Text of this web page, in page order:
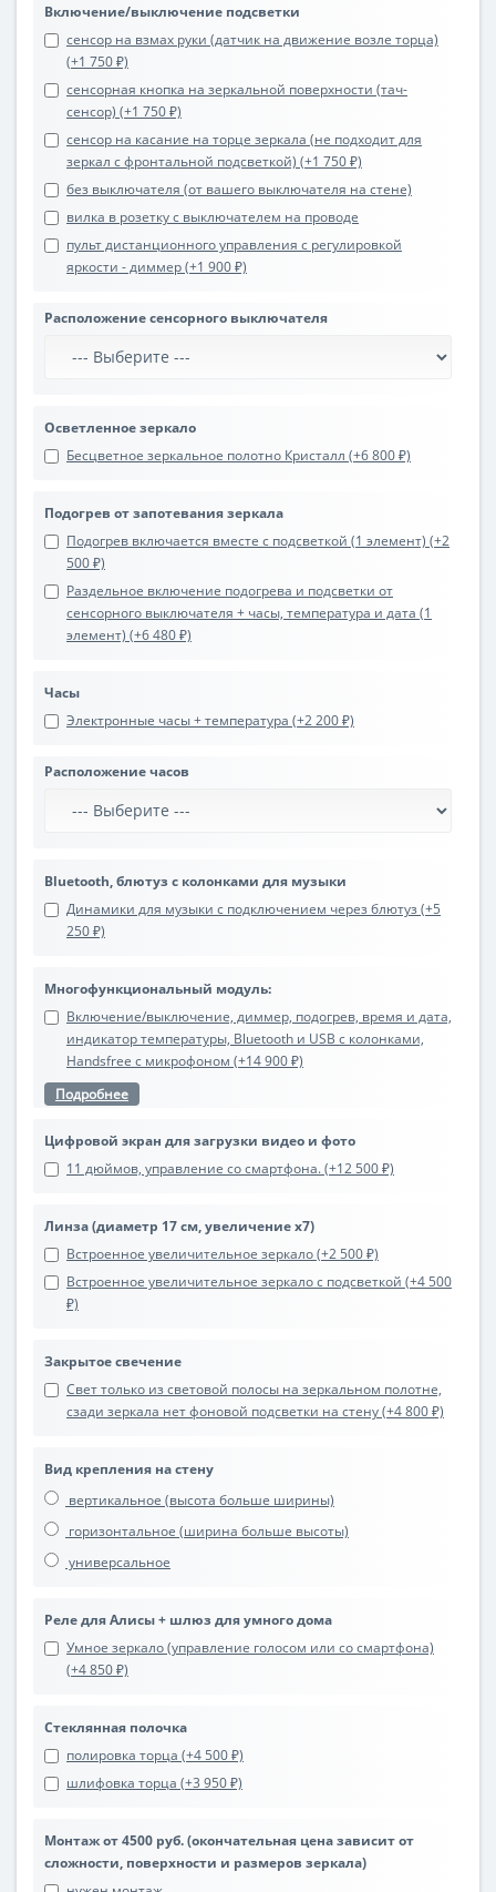
Включение/выключение подсветки
сенсор на взмах руки (датчик на движение возле торца)
(+1 750 ₽)
сенсорная кнопка на зеркальной поверхности (тач-
сенсор) (+1 750 ₽)
сенсор на касание на торце зеркала (не подходит для
зеркал с фронтальной подсветкой) (+1 750 ₽)
без выключателя (от вашего выключателя на стене)
вилка в розетку с выключателем на проводе
пульт дистанционного управления с регулировкой
яркости - диммер (+1 900 ₽)
Расположение сенсорного выключателя
Осветленное зеркало
Бесцветное зеркальное полотно Кристалл (+6 800 ₽)
Подогрев от запотевания зеркала
Подогрев включается вместе с подсветкой (1 элемент) (+2
500 ₽)
Раздельное включение подогрева и подсветки от
сенсорного выключателя + часы, температура и дата (1
элемент) (+6 480 ₽)
Часы
Электронные часы + температура (+2 200 ₽)
Расположение часов
Bluetooth, блютуз с колонками для музыки
Динамики для музыки с подключением через блютуз (+5
250 ₽)
Многофункциональный модуль:
Включение/выключение, диммер, подогрев, время и дата,
индикатор температуры, Bluetooth и USB с колонками,
Handsfree с микрофоном (+14 900 ₽)
Подробнее
Цифровой экран для загрузки видео и фото
11 дюймов, управление со смартфона. (+12 500 ₽)
Линза (диаметр 17 см, увеличение х7)
Встроенное увеличительное зеркало (+2 500 ₽)
Встроенное увеличительное зеркало с подсветкой (+4 500
₽)
Закрытое свечение
Свет только из световой полосы на зеркальном полотне,
сзади зеркала нет фоновой подсветки на стену (+4 800 ₽)
Вид крепления на стену
вертикальное (высота больше ширины)
горизонтальное (ширина больше высоты)
универсальное
Реле для Алисы + шлюз для умного дома
Умное зеркало (управление голосом или со смартфона)
(+4 850 ₽)
Стеклянная полочка
полировка торца (+4 500 ₽)
шлифовка торца (+3 950 ₽)
Монтаж от 4500 руб. (окончательная цена зависит от
сложности, поверхности и размеров зеркала)